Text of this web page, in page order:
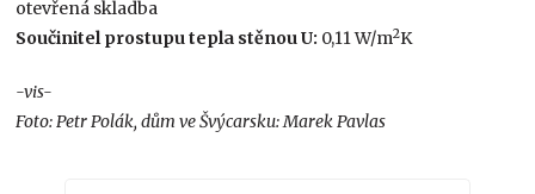
otevřená skladba
Součinitel prostupu tepla stěnou U: 0,11 W/m2K
-vis-
Foto: Petr Polák, dům ve Švýcarsku: Marek Pavlas